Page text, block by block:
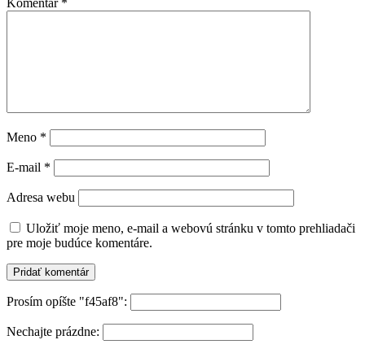
Komentár *
Meno *
E-mail *
Adresa webu
Uložiť moje meno, e-mail a webovú stránku v tomto prehliadači
pre moje budúce komentáre.
Prosím opíšte "f45af8":
Nechajte prázdne: